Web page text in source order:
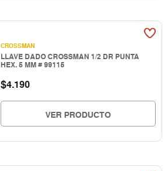
CROSSMAN
LLAVE DADO CROSSMAN 1/2 DR PUNTA
HEX. 5 MM # 99115
$4.190
VER PRODUCTO